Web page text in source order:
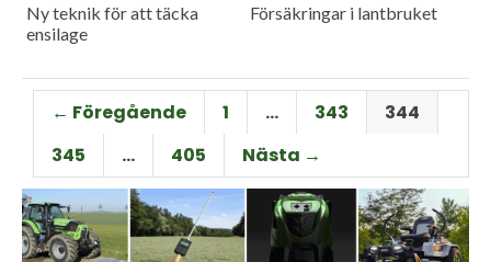
Ny teknik för att täcka
ensilage
Försäkringar i lantbruket
← Föregående 1 … 343
344
345
… 405 Nästa →